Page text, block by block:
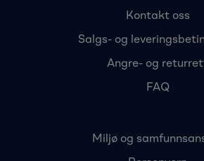
Kontakt oss
Salgs- og
Angre- og
FAQ
Miljø og